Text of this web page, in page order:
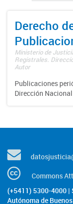
Derecho
Ministerio de
Registrales.
Autor
Publicaciones
Dirección
Commons
(+5411) 5300-4000 |
Autónoma de